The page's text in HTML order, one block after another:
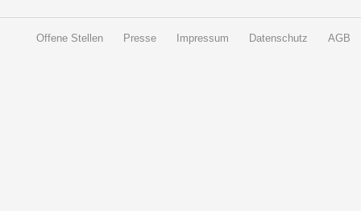
Offene Stellen Presse Impressum Datenschutz AGB